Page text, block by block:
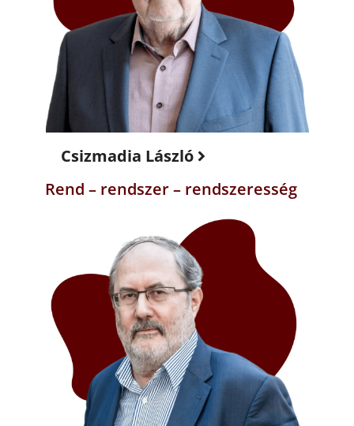
Csizmadia László
Rend – rendszer – rendszeresség